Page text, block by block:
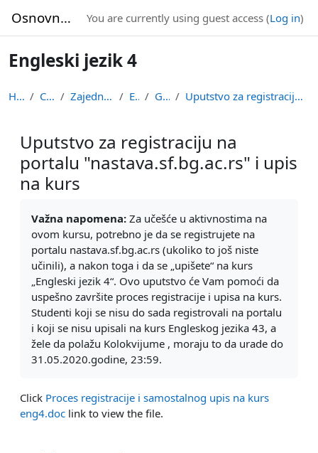
Osnovne studije You are currently using guest access (Log in)
Engleski jezik 4
Home Courses Zajednička nastava ENG4 General Uputstvo za registraciju na portalu "nastava.sf.bg...
Uputstvo za registraciju na
portalu "nastava.sf.bg.ac.rs" i upis
na kurs
Važna napomena: Za učešće u aktivnostima na
ovom kursu, potrebno je da se registrujete na
portalu nastava.sf.bg.ac.rs (ukoliko to još niste
učinili), a nakon toga i da se „upišete“ na kurs
„Engleski jezik 4“. Ovo uputstvo će Vam pomoći da
uspešno završite proces registracije i upisa na kurs.
Studenti koji se nisu do sada registrovali na portalu
i koji se nisu upisali na kurs Engleskog jezika 43, a
žele da polažu Kolokvijume , moraju to da urade do
31.05.2020.godine, 23:59.
Click Proces registracije i samostalnog upis na kurs
eng4.doc link to view the file.